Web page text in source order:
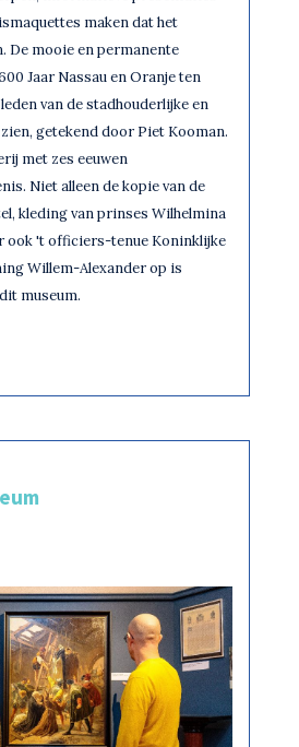
maken dat het
De mooie en permanente
Jaar Nassau en Oranje ten
van de stadhouderlijke en
getekend door Piet Kooman.
met zes eeuwen
Niet alleen de kopie van de
kleding van prinses Wilhelmina
ook 't officiers-tenue Koninklijke
Willem-Alexander op is
museum.